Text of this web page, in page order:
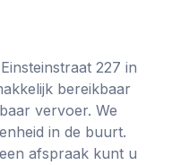
227 in
bereikbaar
vervoer. We
in de buurt.
afspraak kunt u